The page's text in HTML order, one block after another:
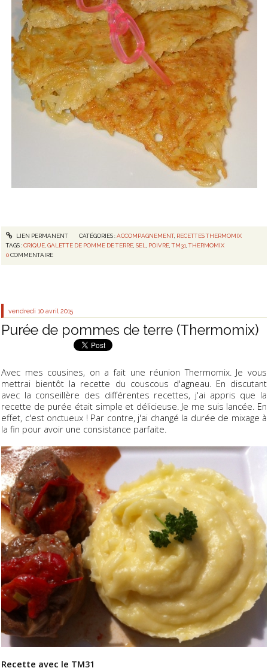
LIEN PERMANENT CATÉGORIES :ACCOMPAGNEMENT, RECETTES THERMOMIX
TAGS :CRIQUE,GALETTE DE POMME DE TERRE,SEL, POIVRE,TM31,THERMOMIX
0COMMENTAIRE
vendredi 10 avril 2015
Purée de pommes de terre (Thermomix)
Avec mes cousines, on a fait une réunion Thermomix. Je vous
mettrai bientôt la recette du couscous d'agneau. En discutant
avec la conseillère des différentes recettes, j'ai appris que la
recette de purée était simple et délicieuse. Je me suis lancée. En
effet, c'est onctueux ! Par contre, j'ai changé la durée de mixage à
la fin pour avoir une consistance parfaite.
Recette avec le TM31